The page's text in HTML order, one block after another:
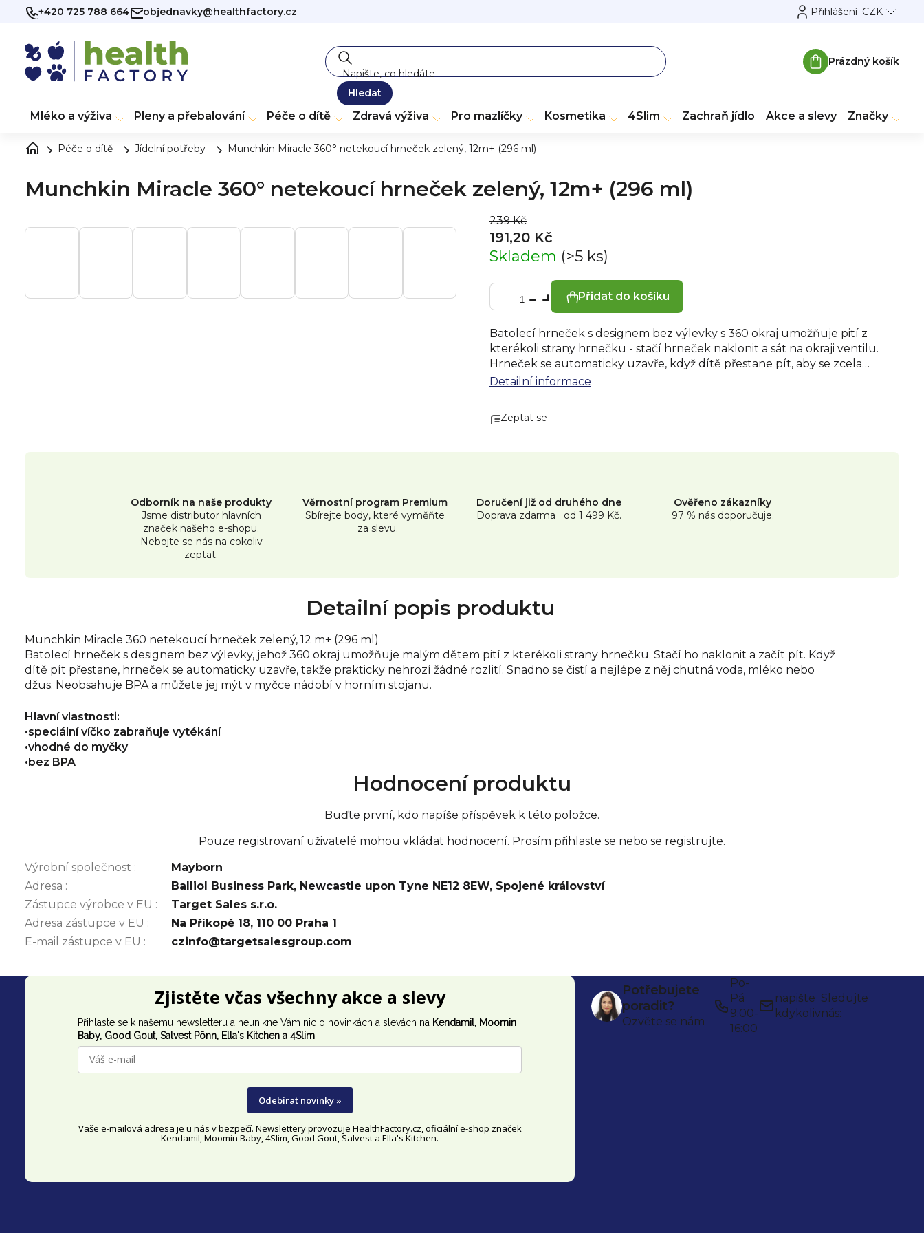
Přejít
+420 725 788 664 objednavky@healthfactory.cz CZK
Přihlášení
Hledat
Nákupní
Prázdný košík
Mléko a výživa Pleny a přebalování Péče o dítě Zdravá výživa Pro mazlíčky Kosmetika 4Slim Zachraň jídlo Akce a slevy Značky
Péče o dítě Jídelní potřeby Munchkin Miracle 360° netekoucí hrneček zelený, 12m+ (296 ml)
Munchkin Miracle 360° netekoucí hrneček zelený, 12m+ (296 ml)
239 Kč
191,20 Kč
Skladem (>5 ks)
Přidat do košíku
Batolecí hrneček s designem bez výlevky s 360 okraj umožňuje pití z
kterékoli strany hrnečku - stačí hrneček naklonit a sát na okraji ventilu.
Hrneček se automaticky uzavře, když dítě přestane pít, aby se zcela
eliminovalo rozlití. Snadno se čistí Objem 296 ml na vodu, mléko nebo
Detailní informace
Zeptat se
Odborník na naše produkty
Jsme distributor hlavních
značek našeho e-shopu.
Nebojte se nás na cokoliv
zeptat.
Věrnostní program Premium
Sbírejte body, které vyměňte
za slevu.
Doručení již od druhého dne
Doprava zdarma od 1 499 Kč.
Ověřeno zákazníky
97 % nás doporučuje.
Detailní popis produktu
Munchkin Miracle 360 netekoucí hrneček zelený, 12 m+ (296 ml)
Batolecí hrneček s designem bez výlevky, jehož 360 okraj umožňuje malým dětem pití z kterékoli strany hrnečku. Stačí ho naklonit a začít pít. Když
dítě pít přestane, hrneček se automaticky uzavře, takže prakticky nehrozí žádné rozlití. Snadno se čistí a nejlépe z něj chutná voda, mléko nebo
džus. Neobsahuje BPA a můžete jej mýt v myčce nádobí v horním stojanu.
Hlavní vlastnosti:
•speciální víčko zabraňuje vytékání
•vhodné do myčky
•bez BPA
Hodnocení produktu
Buďte první, kdo napíše příspěvek k této položce.
Pouze registrovaní uživatelé mohou vkládat hodnocení. Prosím přihlaste se nebo se registrujte.
Výrobní společnost :
Mayborn
Adresa :
Balliol Business Park, Newcastle upon Tyne NE12 8EW, Spojené království
Zástupce výrobce v EU :
Target Sales s.r.o.
Adresa zástupce v EU :
Na Příkopě 18, 110 00 Praha 1
E-mail zástupce v EU : czinfo@targetsalesgroup.com
Zjistěte včas všechny akce a slevy
Přihlaste se k našemu newsletteru a neunikne Vám nic o novinkách a slevách na Kendamil, Moomin
Baby, Good Gout, Salvest Põnn, Ella's Kitchen a 4Slim.
Odebírat novinky »
Vaše e-mailová adresa je u nás v bezpečí. Newslettery provozuje HealthFactory.cz, oficiálníe-shop značek
Kendamil, Moomin Baby, 4Slim, Good Gout, Salvest a Ella's Kitchen.
Potřebujete
poradit?
Ozvěte se nám
Po-
Pá
9:00-
16:00
napište
kdykoliv
Sledujte
nás: